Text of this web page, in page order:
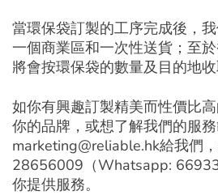
當環保袋訂製的工序完成後，
一個商業區和一次性送貨；至
將會按環保袋的數量及目的地收
如你有興趣訂製精美而性價比
你的品牌，或想了解我們的服
marketing@reliable.hk給我們
28656009（Whatsapp:
你提供服務。